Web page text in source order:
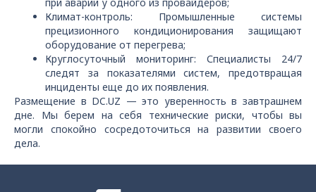
Климат-контроль: Промышленные системы
прецизионного кондиционирования защищают
оборудование от перегрева;
Круглосуточный мониторинг: Специалисты 24/7
следят за показателями систем, предотвращая
инциденты еще до их появления.
Размещение в DC.UZ — это уверенность в завтрашнем
дне. Мы берем на себя технические риски, чтобы вы
могли спокойно сосредоточиться на развитии своего
дела.